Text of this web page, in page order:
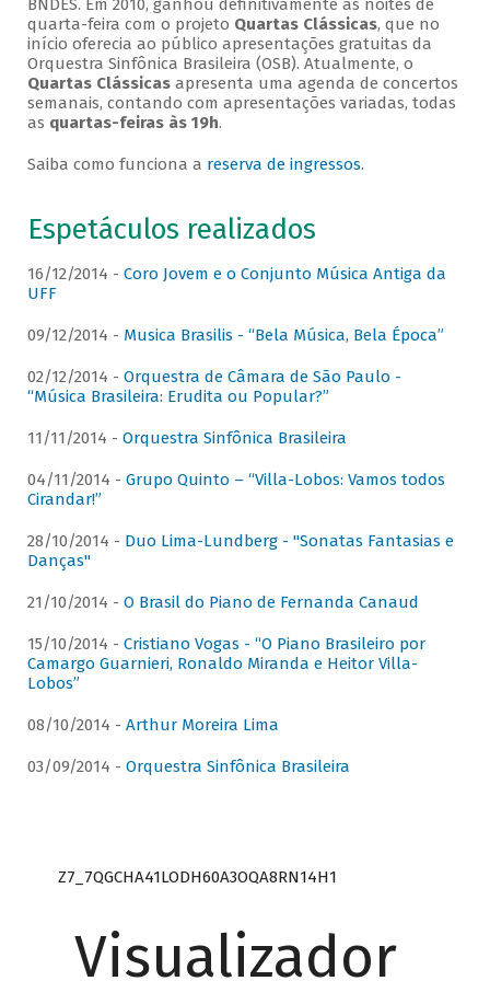
BNDES. Em 2010, ganhou definitivamente as noites de
quarta-feira com o projeto Quartas Clássicas, que no
início oferecia ao público apresentações gratuitas da
Orquestra Sinfônica Brasileira (OSB). Atualmente, o
Quartas Clássicasapresenta uma agenda de concertos
semanais, contando com apresentações variadas, todas
as quartas-feiras às 19h.
Saiba como funciona a reserva de ingressos.
Espetáculos realizados
16/12/2014 - Coro Jovem e o Conjunto Música Antiga da
UFF
09/12/2014 - Musica Brasilis - “Bela Música, Bela Época”
02/12/2014 - Orquestra de Câmara de São Paulo -
“Música Brasileira: Erudita ou Popular?”
11/11/2014 - Orquestra Sinfônica Brasileira
04/11/2014 - Grupo Quinto – “Villa-Lobos: Vamos todos
Cirandar!”
28/10/2014 - Duo Lima-Lundberg - "Sonatas Fantasias e
Danças"
21/10/2014 - O Brasil do Piano de Fernanda Canaud
15/10/2014 - Cristiano Vogas - “O Piano Brasileiro por
Camargo Guarnieri, Ronaldo Miranda e Heitor Villa-
Lobos”
08/10/2014 - Arthur Moreira Lima
03/09/2014 - Orquestra Sinfônica Brasileira
Z7_7QGCHA41LODH60A3OQA8RN14H1
Visualizador